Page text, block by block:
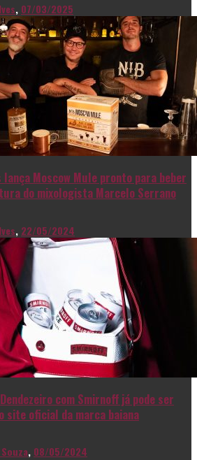
, 07/03/2025
lança Moscow Mule pronto para beber
do mixologista Marcelo Serrano
, 22/05/2024
com Smirnoff já pode ser
site oficial da marca baiana
, 08/05/2024